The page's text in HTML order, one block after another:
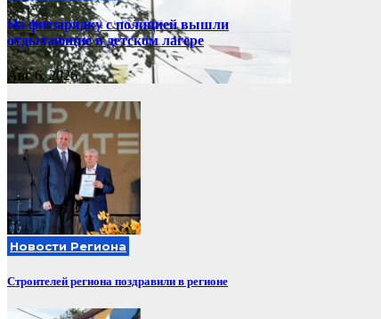
На физзарядку с полицией вышли
отдыхающие в детском лагере
Авг 6, 2026
Новости Региона
Строителей региона поздравили в регионе